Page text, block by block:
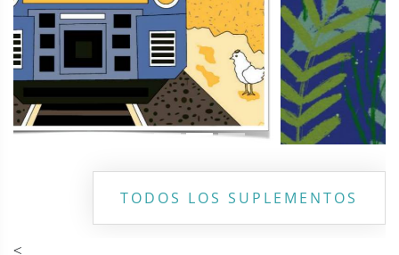
TODOS LOS SUPLEMENTOS
<